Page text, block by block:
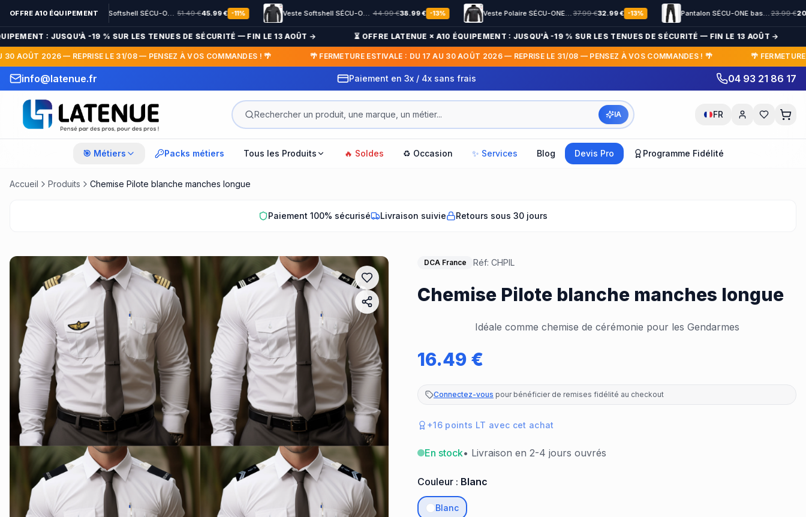
OFFRE A10 ÉQUIPEMENT Veste Softshell SÉCU-ONE HV-TAPE Sécurité Privée noir 51.49€45.99€ -11% Veste Softshell SÉCU-ONE flap Sécurité Privée noir 44.99€38.99€ -13% Veste Polaire SÉCU-ONE HV-TAPE Sécurité Privée noir37.99€32.99€ -13% Pantalon SÉCU-ONE bas élastiqué Noir23.99€20.90€ -13%
: JUSQU'À -19 % SUR LES TENUES DE SÉCURITÉ — FIN LE 13 AOÛT → ⏳ OFFRE LATENUE × A10 ÉQUIPEMENT : JUSQU'À -19 % SUR LES TENUES DE SÉCURITÉ — FIN LE 13 AOÛT →
2026 — REPRISE LE 31/08 — PENSEZ À VOS COMMANDES ! 🌴 🌴 FERMETURE ESTIVALE : DU 17 AU 30 AOÛT 2026 — REPRISE LE 31/08 — PENSEZ À VOS COMMANDES ! 🌴 🌴 FERMETURE
info@latenue.fr
en 3x / 4x sans frais 30 jours pour changer d'avis gratuitement04 93 21 86 17
IA FR
🎯 Métiers Packs métiers Tous les Produits 🔥 Soldes ♻️ Occasion ✨ Services Blog Devis Pro Programme Fidélité
Accueil Produits Chemise Pilote blanche manches longue
Paiement 100% sécurisé Livraison suivie Retours sous 30 jours
DCA France Réf: CHPIL
Chemise Pilote blanche manches longue
Idéale comme chemise de cérémonie pour les Gendarmes
16.49 €
Connectez-vous pour bénéficier de remises fidélité au checkout
+16 points LT avec cet achat
En stock• Livraison en 2-4 jours ouvrés
Couleur : Blanc
Blanc